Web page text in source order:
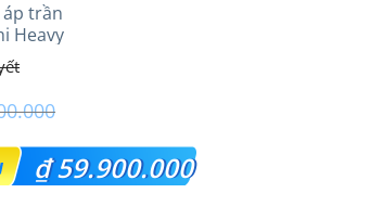
áp trần
Heavy
(6.0Hp) Cao
₫59.900.000